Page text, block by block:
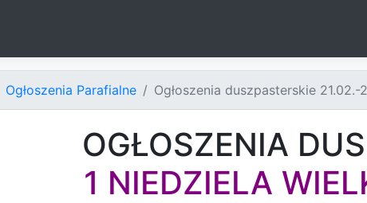
Ogłoszenia Parafialne Ogłoszenia duszpasterskie 21.02.-
OGŁOSZENIA
1 NIEDZIELA